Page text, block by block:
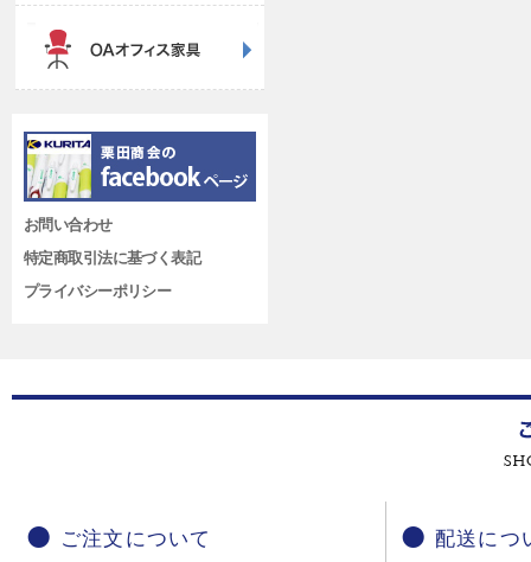
お問い合わせ
特定商取引法に基づく表記
プライバシーポリシー
ご注文について 配送につ